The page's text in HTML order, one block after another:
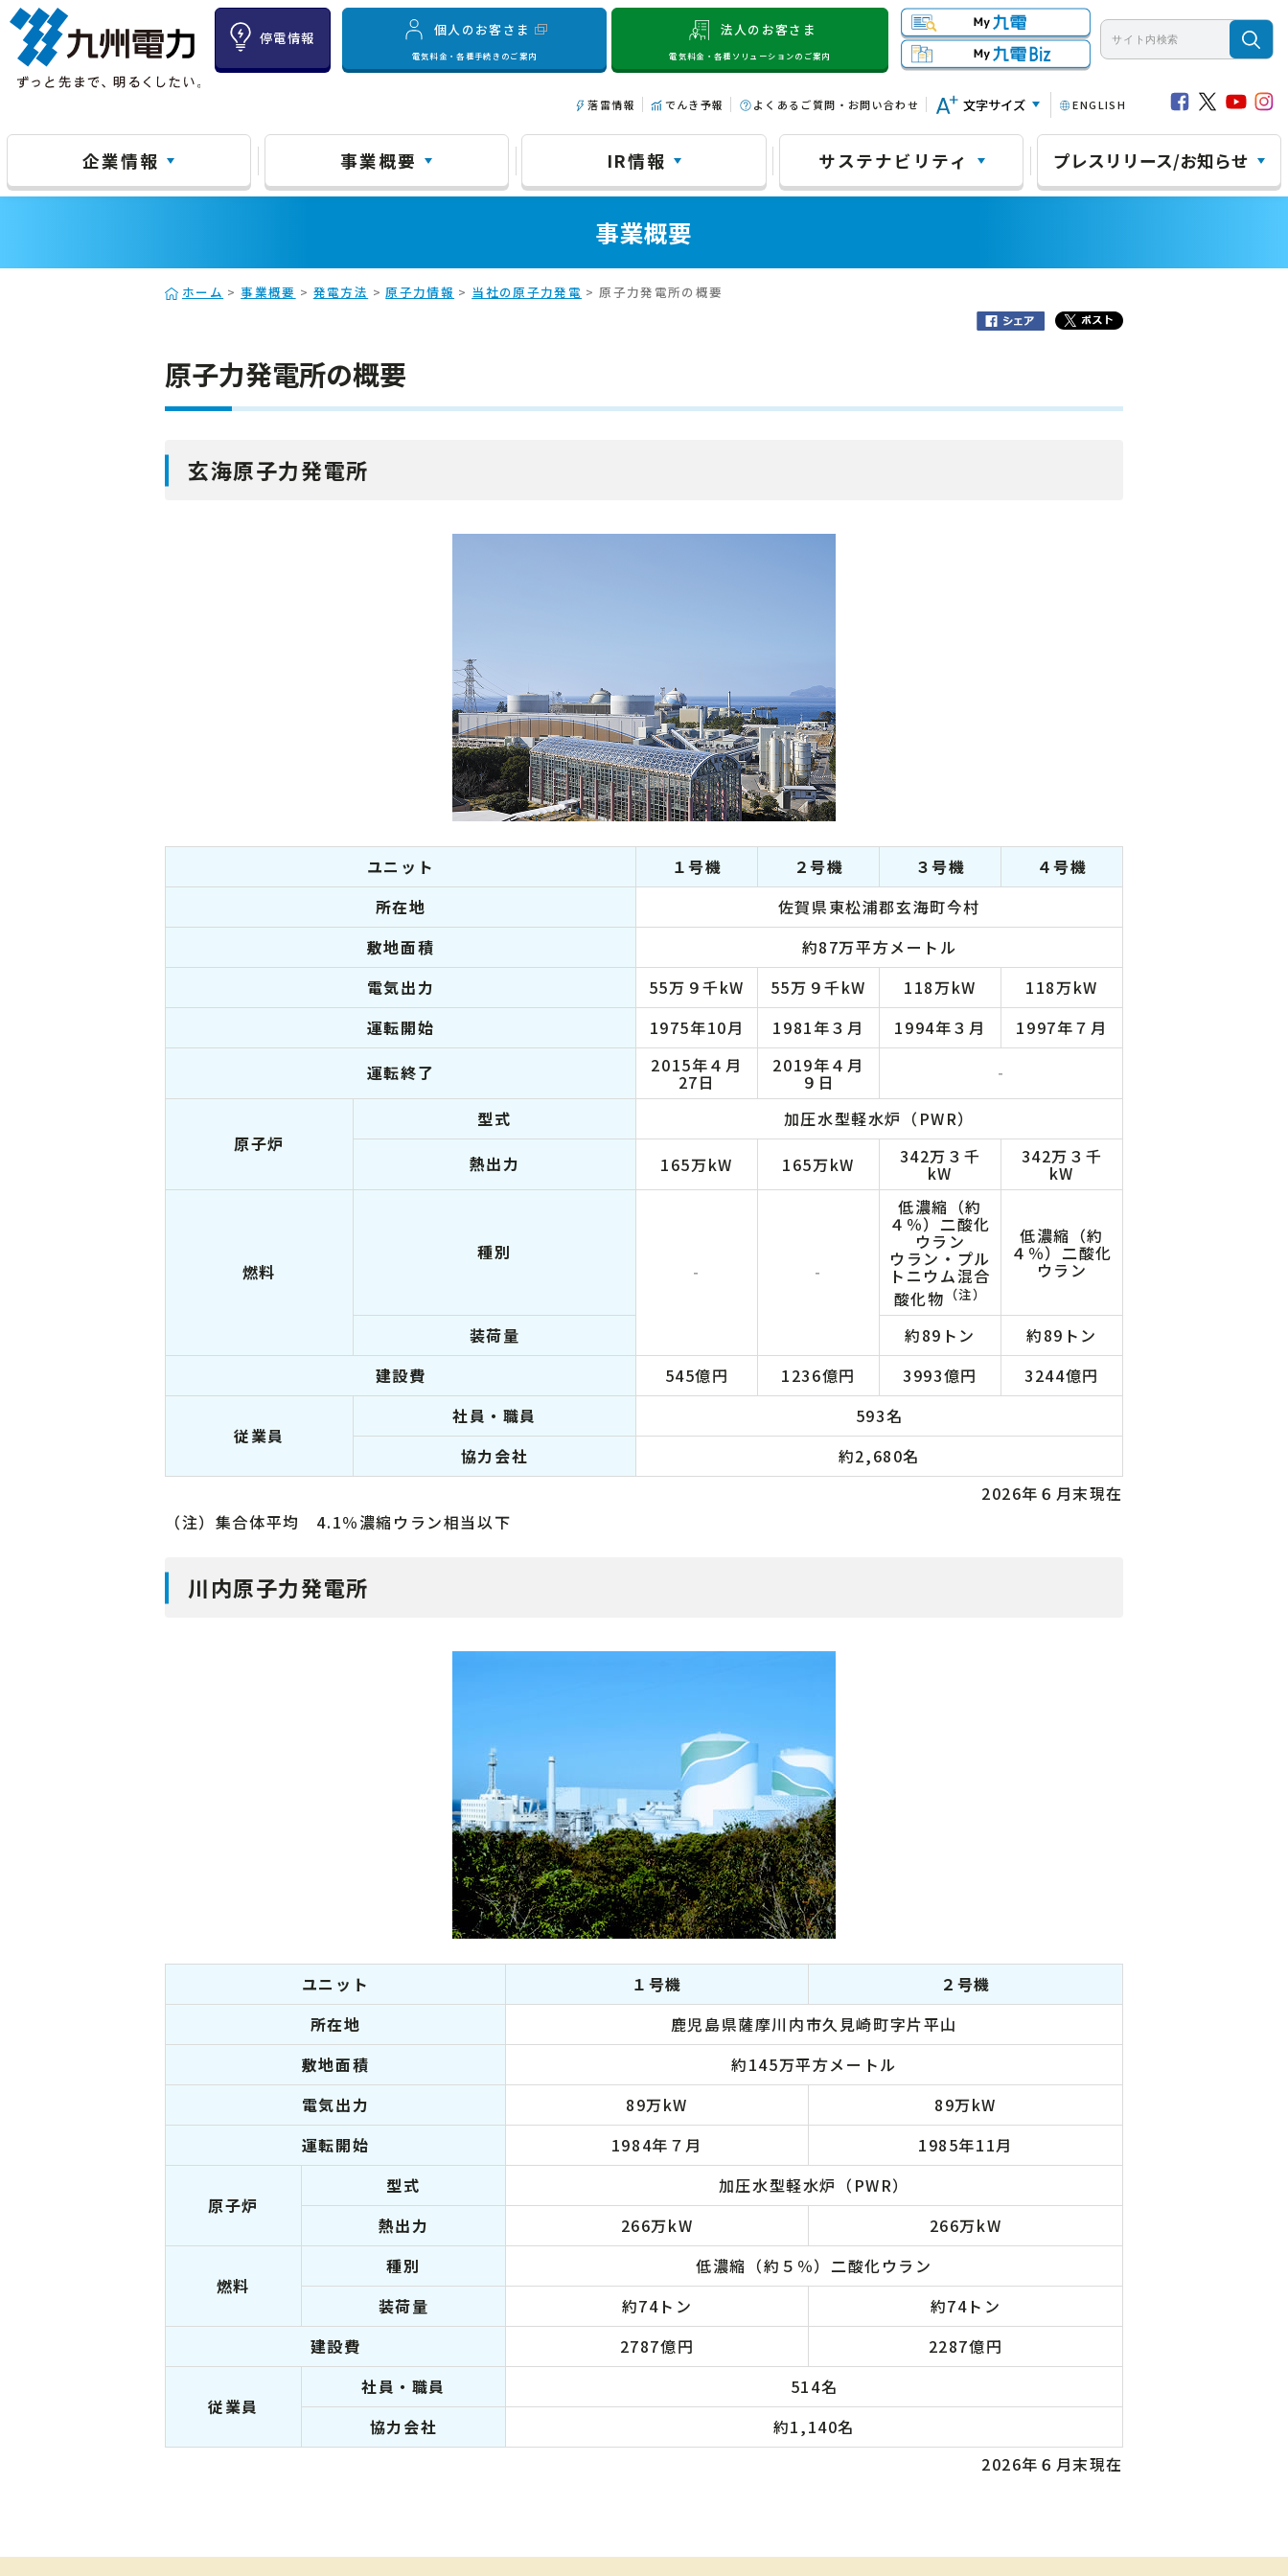
停電情報
個人のお客さま
電気料金・各種手続きのご案内
法人のお客さま
電気料金・各種ソリューションのご案内
落雷情報 でんき予報 よくあるご質問・お問い合わせ 文字サイズ ENGLISH
企業情報 事業概要 IR情報 サステナビリティ プレスリリース/お知らせ
事業概要
ホーム >事業概要 > 発電方法 >原子力情報 > 当社の原子力発電 > 原子力発電所の概要
原子力発電所の概要
玄海原子力発電所
ユニット １号機 ２号機 ３号機
４号機
所在地
佐賀県東松浦郡玄海町今村
敷地面積
約87万平方メートル
電気出力
55万９千kW 55万９千kW 118万kW
118万kW
運転開始
1975年10月 1981年３月 1994年３月
1997年７月
運転終了
2015年４月
27日
2019年４月
９日 ‐
原子炉
型式
加圧水型軽水炉（PWR）
熱出力
165万kW 165万kW 342万３千
kW
342万３千
kW
燃料
種別
‐
‐
低濃縮（約
４％）二酸化
ウラン
ウラン・プル
トニウム混合
酸化物 （注）
低濃縮（約
４％）二酸化
ウラン
装荷量 約89トン
約89トン
建設費
545億円 1236億円 3993億円 3244億円
従業員
社員・職員
593名
協力会社
約2,680名
2026年６月末現在
（注）集合体平均 4.1％濃縮ウラン相当以下
川内原子力発電所
ユニット １号機
２号機
所在地
鹿児島県薩摩川内市久見崎町字片平山
敷地面積
約145万平方メートル
電気出力
89万kW
89万kW
運転開始
1984年７月 1985年11月
原子炉
型式
加圧水型軽水炉（PWR）
熱出力
266万kW 266万kW
燃料
種別
低濃縮（約５％）二酸化ウラン
装荷量
約74トン
約74トン
建設費
2787億円 2287億円
従業員
社員・職員
514名
協力会社
約1,140名
2026年６月末現在